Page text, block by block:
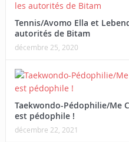
Tennis/Avomo Ella et
autorités de Bitam
décembre 25, 2020
Taekwondo-Pédophilie/Me
est pédophile !
décembre 22, 2021